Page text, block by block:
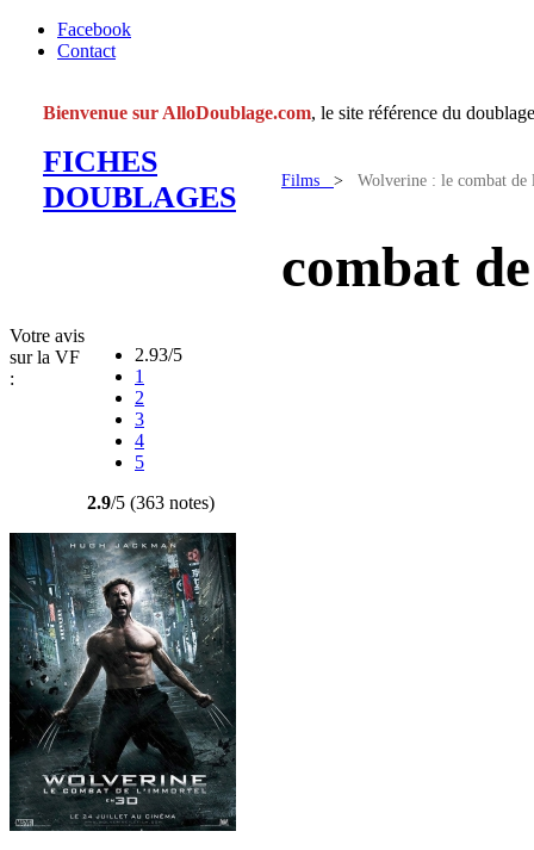
Facebook
Contact
Bienvenue sur AlloDoublage.com, le site référence du
FICHES
DOUBLAGES
Films > Wolverine : le combat
combat
Votre avis
sur la VF
:
2.93/5
1
2
3
4
5
2.9/5 (363 notes)